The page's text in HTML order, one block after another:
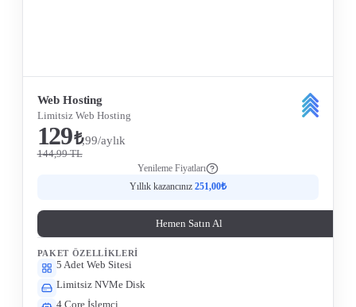
Web Hosting
Limitsiz Web Hosting
129₺,99/aylık
144,99 TL
Yenileme Fiyatları
Yıllık kazancınız 251,00₺
Hemen Satın Al
PAKET ÖZELLIKLERI
5 Adet Web Sitesi
Limitsiz NVMe Disk
4 Core İşlemci